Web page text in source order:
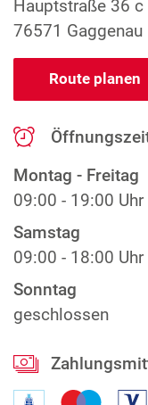
Hauptstraße 36 c
76571 Gaggenau
Route planen
Montag - Freitag
09:00 - 19:00 Uhr
Samstag
09:00 - 18:00 Uhr
Sonntag
geschlossen